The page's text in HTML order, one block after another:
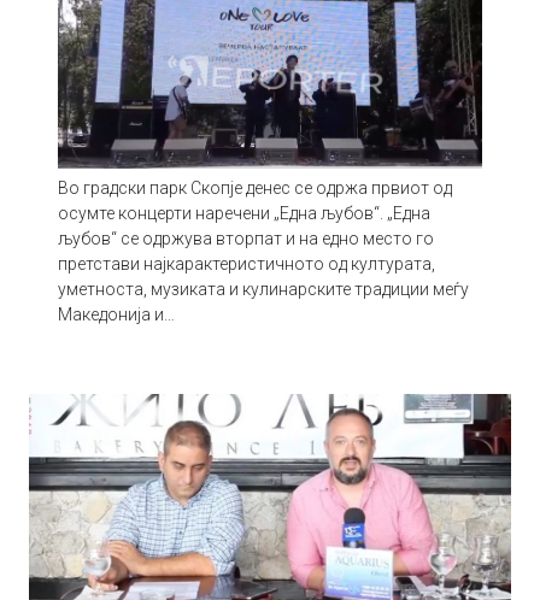
Во градски парк Скопје денес се одржа првиот од
осумте концерти наречени „Една љубов“. „Една
љубов“ се одржува вторпат и на едно место го
претстави најкарактеристичното од културата,
уметноста, музиката и кулинарските традиции меѓу
Македонија и…